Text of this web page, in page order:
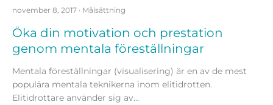
november 8, 2017 · Målsättning
Öka din motivation och prestation
genom mentala föreställningar
Mentala föreställningar (visualisering) är en av de mest
populära mentala teknikerna inom elitidrotten.
Elitidrottare använder sig av…